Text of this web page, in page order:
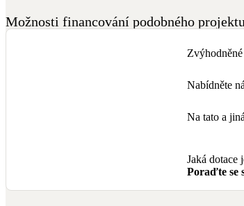
Možnosti financování podobného projektu
Nabídněte
Na tato a
Jaká dotace
Poraďte se